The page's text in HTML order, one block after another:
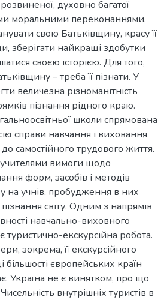
духовно багатої
моральними переконаннями,
свою Батьківщину, красу її
зберігати найкращі здобутки
своєю історією. Для того,
– треба її пізнати. У
величезна різноманітність
пізнання рідного краю.
школи спрямована
справи навчання і виховання
до самостійного трудового життя.
вимоги щодо
форм, засобів і методів
на учнів, пробудження в них
пізнання світу. Одним з напрямів
навчально-виховного
туристично-екскурсійна робота.
зокрема, її екскурсійного
більшості європейських країн
Україна не є винятком, про що
внутрішніх туристів в